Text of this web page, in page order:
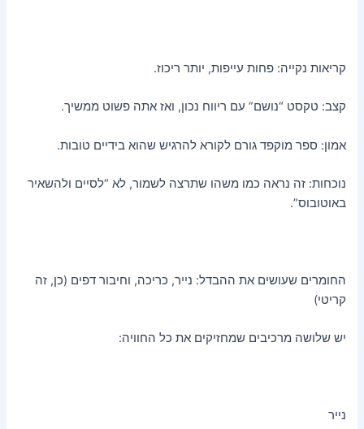
קריאות נקייה: פחות עייפות, יותר ריכוז.
קצב: טקסט “נושם” עם ריווח נכון, ואז אתה פשוט ממשיך.
אמון: ספר מוקפד גורם לקורא להרגיש שהוא בידיים טובות.
נוכחות: זה נראה כמו משהו שתרצה לשמור, לא “לסיים ולהשאיר
באוטובוס”.
החומרים שעושים את ההבדל: נייר, כריכה, וחיבור דפים (כן, זה
קריטי)
יש שלושה מרכיבים שמחזיקים את כל החוויה:
נייר